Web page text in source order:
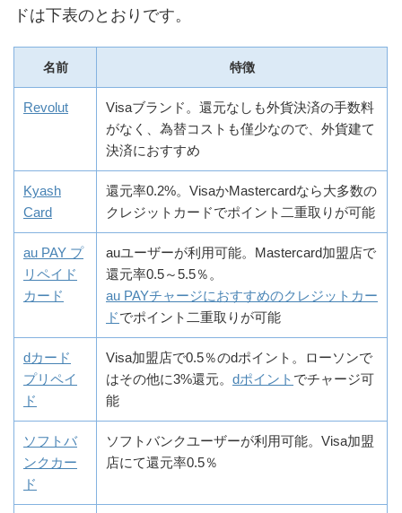
ドは下表のとおりです。
名前 特徴
Revolut
Visaブランド。還元なしも外貨決済の手数料
がなく、為替コストも僅少なので、外貨建て
決済におすすめ
Kyash
Card
還元率0.2%。VisaかMastercardなら大多数の
クレジットカードでポイント二重取りが可能
au PAY プ
リペイド
カード
auユーザーが利用可能。Mastercard加盟店で
還元率0.5～5.5％。
au PAYチャージにおすすめのクレジットカー
ドでポイント二重取りが可能
dカード
プリペイ
ド
Visa加盟店で0.5％のdポイント。ローソンで
はその他に3%還元。 dポイント でチャージ可
能
ソフトバ
ンクカー
ド
ソフトバンクユーザーが利用可能。Visa加盟
店にて還元率0.5％